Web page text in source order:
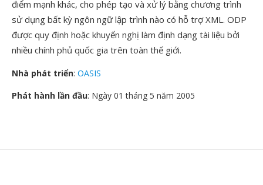
điểm mạnh khác, cho phép tạo và xử lý bằng chương trình
sử dụng bất kỳ ngôn ngữ lập trình nào có hỗ trợ XML. ODP
được quy định hoặc khuyến nghị làm định dạng tài liệu bởi
nhiều chính phủ quốc gia trên toàn thế giới.
Nhà phát triển: OASIS
Phát hành lần đầu: Ngày 01 tháng 5 năm 2005